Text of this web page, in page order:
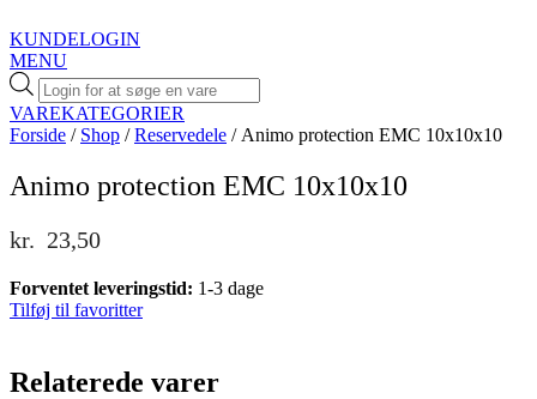
KUNDELOGIN
MENU
Products
search
VAREKATEGORIER
Forside / Shop /Reservedele / Animo protection EMC 10x10x10
Animo protection EMC 10x10x10
kr. 23,50
Forventet leveringstid: 1-3 dage
Tilføj til favoritter
Relaterede varer